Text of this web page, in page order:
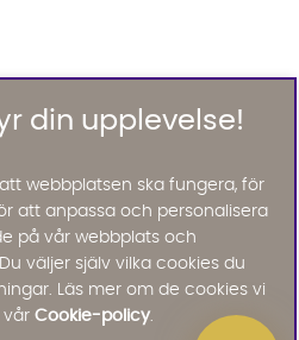
din upplevelse!
webbplatsen ska fungera, för
att anpassa och personalisera
på vår webbplats och
väljer själv vilka cookies du
Läs mer om de cookies vi
vår Cookie-policy.